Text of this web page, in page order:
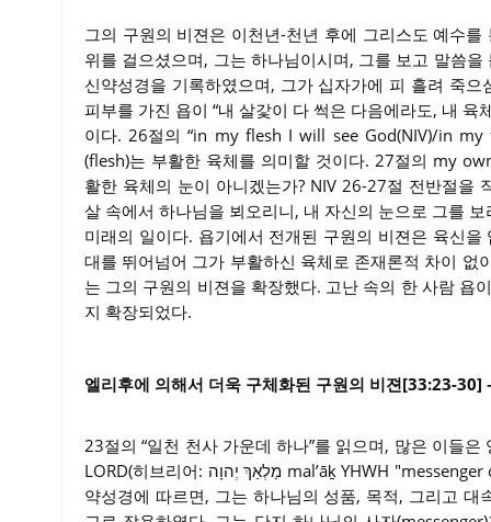
그의 구원의 비젼은 이천년-천년 후에 그리스도 예수
위를 걸으셨으며, 그는 하나님이시며, 그를 보고 말씀
신약성경을 기록하였으며, 그가 십자가에 피 흘려 죽
피부를 가진 욥이 “내 살갗이 다 썩은 다음에라도, 내
이다. 26절의 “in my flesh I will see God(NIV)/in my
(flesh)는 부활한 육체를 의미할 것이다. 27절의 my
활한 육체의 눈이 아니겠는가? NIV 26-27절 전반절을
살 속에서 하나님을 뵈오리니, 내 자신의 눈으로 그를
미래의 일이다. 욥기에서 전개된 구원의 비젼은 육신
대를 뛰어넘어 그가 부활하신 육체로 존재론적 차이
는 그의 구원의 비젼을 확장했다. 고난 속의 한 사람 욥
지 확장되었다.
엘리후에 의해서 더욱 구체화된 구원의 비젼[33:23-30]
23절의 “일천 천사 가운데 하나”를 읽으며, 많은 이들
LORD(히브리어: מַלְאַךְ יְהוָה mal’āḵ YHWH "messenger of Yahweh")로 표현된 존재(figure)를 생각하게 될 것이다. 구
약성경에 따르면, 그는 하나님의 성품, 목적, 그리고